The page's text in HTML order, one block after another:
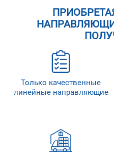
Только качественные
линейные направляющие